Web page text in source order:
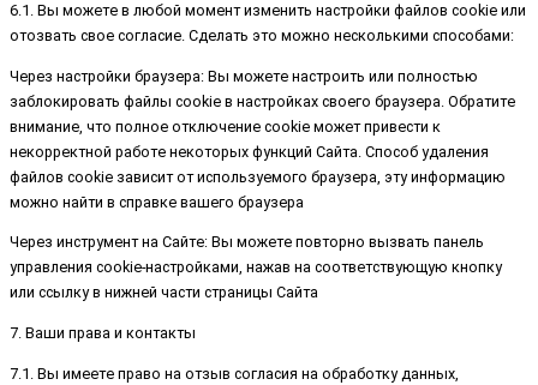
6.1. Вы можете в любой момент изменить настройки файлов cookie или
отозвать свое согласие. Сделать это можно несколькими способами:
Через настройки браузера: Вы можете настроить или полностью
заблокировать файлы cookie в настройках своего браузера. Обратите
внимание, что полное отключение cookie может привести к
некорректной работе некоторых функций Сайта. Способ удаления
файлов cookie зависит от используемого браузера, эту информацию
можно найти в справке вашего браузера
Через инструмент на Сайте: Вы можете повторно вызвать панель
управления cookie-настройками, нажав на соответствующую кнопку
или ссылку в нижней части страницы Сайта
7. Ваши права и контакты
7.1. Вы имеете право на отзыв согласия на обработку данных,